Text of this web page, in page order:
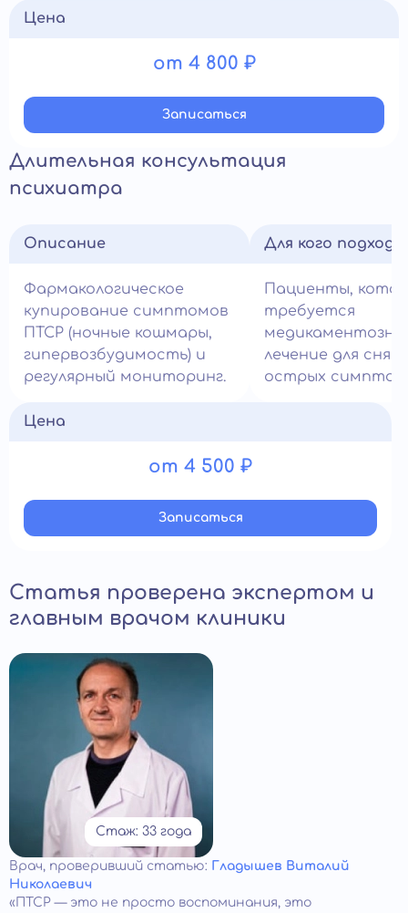
Цена
от 4 800 ₽
Записатьcя
Длительная консультация
психиатра
Описание
Фармакологическое
купирование симптомов
ПТСР (ночные кошмары,
гипервозбудимость) и
регулярный мониторинг.
Для кого
Пациенты,
требуется
лечение для
острых
Цена
от 4 500 ₽
Записатьcя
Статья проверена экспертом и
главным врачом клиники
Стаж: 33 года
Врач, проверивший статью: Гладышев Виталий
Николаевич
«ПТСР — это не просто воспоминания, это